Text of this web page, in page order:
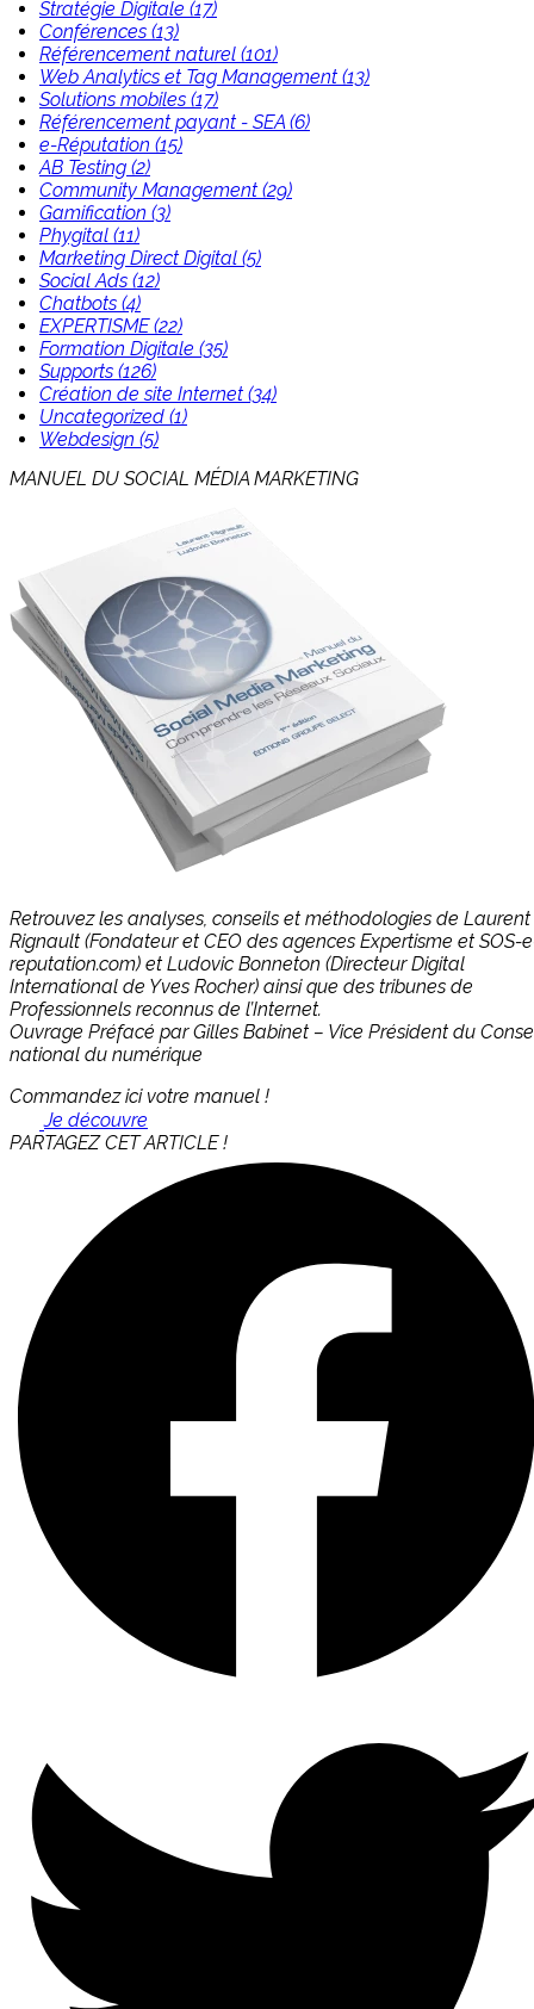
Stratégie Digitale (17)
Conférences (13)
Référencement naturel (101)
Web Analytics et Tag Management (13)
Solutions mobiles (17)
Référencement payant - SEA (6)
e-Réputation (15)
AB Testing (2)
Community Management (29)
Gamification (3)
Phygital (11)
Marketing Direct Digital (5)
Social Ads (12)
Chatbots (4)
EXPERTISME (22)
Formation Digitale (35)
Supports (126)
Création de site Internet (34)
Uncategorized (1)
Webdesign (5)
MANUEL DU SOCIAL MÉDIA MARKETING
Retrouvez les analyses, conseils et méthodologies de Laurent
Rignault (Fondateur et CEO des agences Expertisme et SOS-
reputation.com) et Ludovic Bonneton (Directeur Digital
International de Yves Rocher) ainsi que des tribunes de
Professionnels reconnus de l’Internet.
Ouvrage Préfacé par Gilles Babinet – Vice Président du
national du numérique
Commandez ici votre manuel !
Je découvre
PARTAGEZ CET ARTICLE !